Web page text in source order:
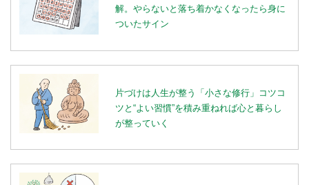
解。やらないと落ち着かなくなったら身に
ついたサイン
片づけは人生が整う「小さな修行」コツコ
ツと“よい習慣”を積み重ねれば心と暮らし
が整っていく